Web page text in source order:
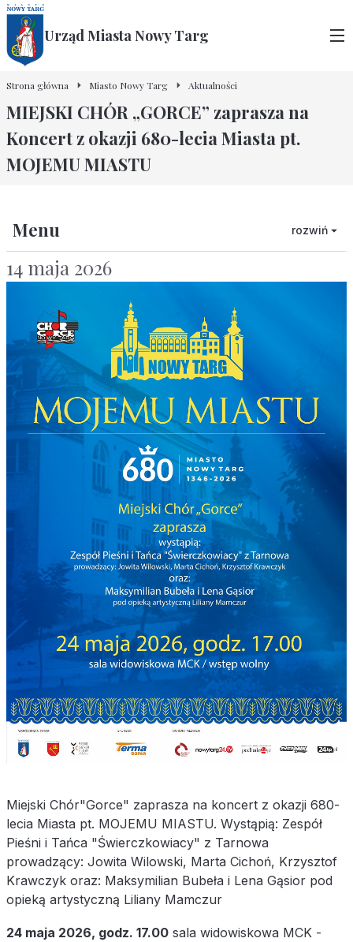
Urząd Miasta Nowy Targ
Strona główna Miasto Nowy Targ Aktualności
MIEJSKI CHÓR „GORCE” zaprasza na
Koncert z okazji 680-lecia Miasta pt.
MOJEMU MIASTU
Menu rozwiń
14 maja 2026
Miejski Chór"Gorce" zaprasza na koncert z okazji 680-
lecia Miasta pt. MOJEMU MIASTU. Wystąpią: Zespół
Pieśni i Tańca "Świerczkowiacy" z Tarnowa
prowadzący: Jowita Wilowski, Marta Cichoń, Krzysztof
Krawczyk oraz: Maksymilian Bubeła i Lena Gąsior pod
opieką artystyczną Liliany Mamczur
24 maja 2026, godz. 17.00 sala widowiskowa MCK -